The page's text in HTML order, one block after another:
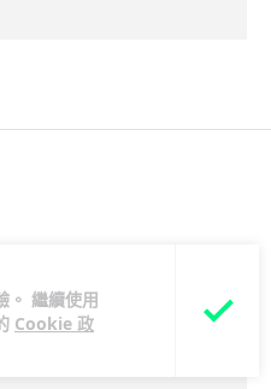
。 繼續使用
Cookie 政
僅需 15 分鐘 Hop
送至 725 公里外